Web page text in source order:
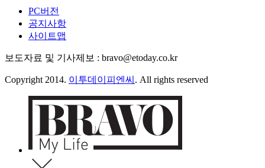
PC버전
공지사항
사이트맵
보도자료 및 기사제보 : bravo@etoday.co.kr
Copyright 2014. 이투데이피엔씨 . All rights reserved